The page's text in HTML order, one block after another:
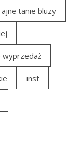
tanie bluzy
wyprzedaż
inst